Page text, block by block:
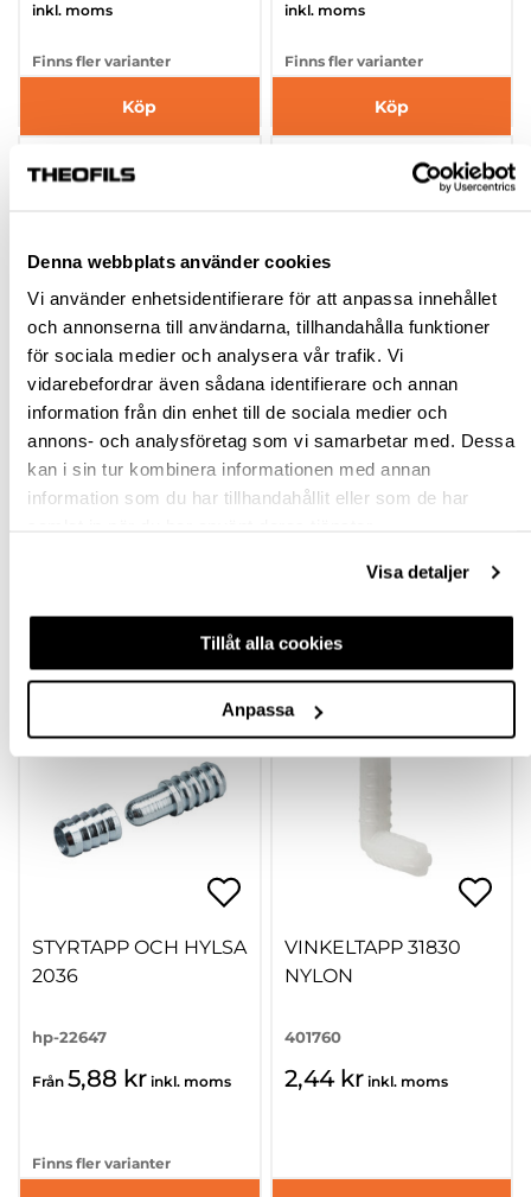
Denna webbplats använder cookies
Vi använder enhetsidentifierare för att anpassa innehållet
och annonserna till användarna, tillhandahålla funktioner
för sociala medier och analysera vår trafik. Vi
vidarebefordrar även sådana identifierare och annan
information från din enhet till de sociala medier och
annons- och analysföretag som vi samarbetar med. Dessa
kan i sin tur kombinera informationen med annan
information som du har tillhandahållit eller som de har
Visa detaljer
Tillåt alla cookies
Anpassa
inkl. moms
Finns fler varianter
Köp
inkl. moms
Finns fler varianter
Köp
FÖRLIMMAD C-TAPP I
TRÄ STORPACK
Finns fler varianter
FÖRLIMMAD
CENTRUMTAPP I TRÄ
hp-50255
Finns fler varianter
STYRTAPP OCH HYLSA
2036
hp-22647
Från 5,88 kr inkl. moms
Finns fler varianter
VINKELTAPP 31830
NYLON
401760
2,44 kr inkl. moms